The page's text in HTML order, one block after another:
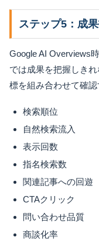
ステップ5：成
Google AI Overviews
では成果を把握しき
標を組み合わせて確認
検索順位
自然検索流入
表示回数
指名検索数
関連記事への回遊
CTAクリック
問い合わせ品質
商談化率